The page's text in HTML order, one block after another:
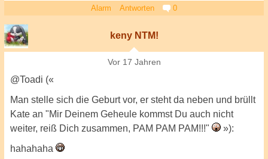
Alarm Antworten 0
keny NTM!
Vor 17 Jahren
@Toadi («
Man stelle sich die Geburt vor, er steht da neben und brüllt
Kate an "Mir Deinem Geheule kommst Du auch nicht
weiter, reiß Dich zusammen, PAM PAM PAM!!!"
»):
hahahaha